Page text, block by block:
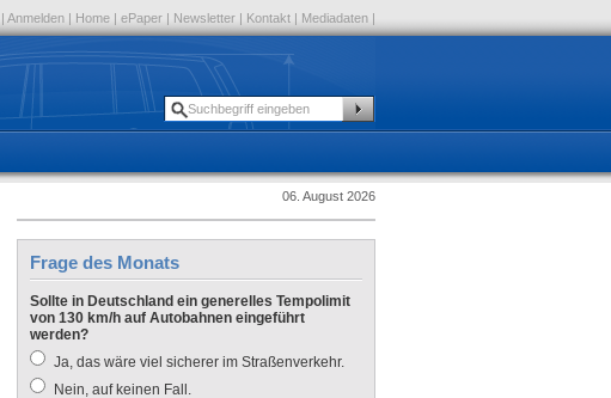
| Anmelden | Home | ePaper | Newsletter | Kontakt | Mediadaten |
06. August 2026
Frage des Monats
Sollte in Deutschland ein generelles Tempolimit
von 130 km/h auf Autobahnen eingeführt
werden?
Ja, das wäre viel sicherer im Straßenverkehr.
Nein, auf keinen Fall.